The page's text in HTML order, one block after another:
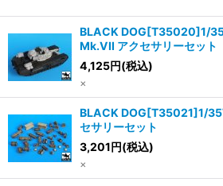
BLACK DOG[T35020]1/
Mk.VII アクセサリーセット
4,125円(税込)
×
BLACK DOG[T35021]1/
セサリーセット
3,201円(税込)
×